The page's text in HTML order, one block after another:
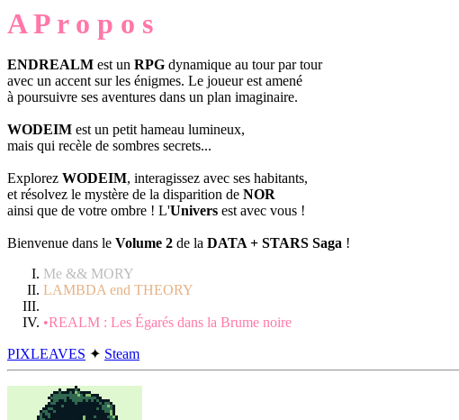
A P r o p o s
ENDREALM est un RPG dynamique au tour par tour
avec un accent sur les énigmes. Le joueur est amené
à poursuivre ses aventures dans un plan imaginaire.
WODEIM est un petit hameau lumineux,
mais qui recèle de sombres secrets...
Explorez WODEIM, interagissez avec ses habitants,
et résolvez le mystère de la disparition de NOR
ainsi que de votre ombre ! L'Univers est avec vous !
Bienvenue dans le Volume 2 de la DATA + STARS Saga !
Me && MORY
LAMBDA end THEORY
•REALM : Les Égarés dans la Brume noire
PIXLEAVES ✦ Steam
Haut